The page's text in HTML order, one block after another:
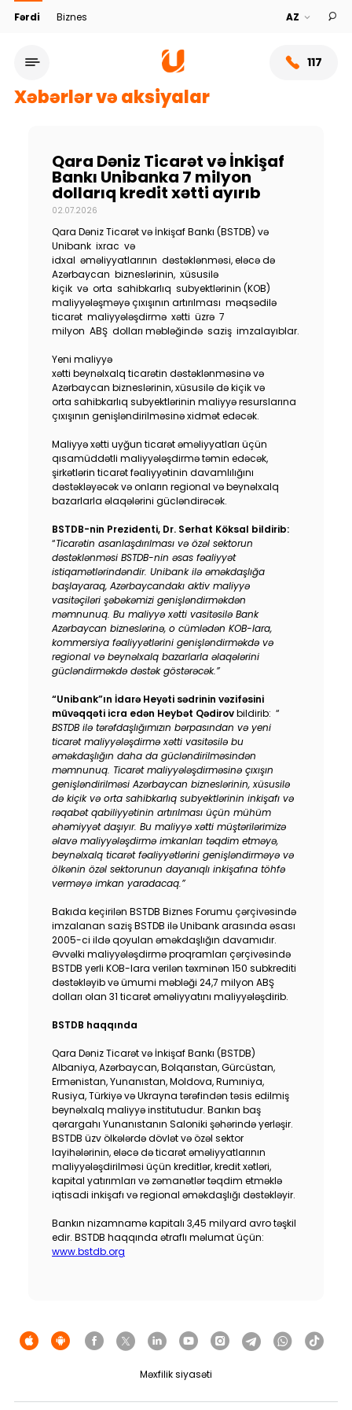
Fərdi Biznes
117
Xidmət şəbəkəsi
Bank haqqında
Dayanıqlılıq
Keşbek
Tariflər
İnsan Resursları
Əlaqə və təkliflər
F.A.Q
Xəbərlər və aksiyalar
Qara Dəniz Ticarət və İnkişaf
Bankı Unibanka 7 milyon
dollarıq kredit xətti ayırıb
02.07.2026
Qara Dəniz Ticarət və İnkişaf Bankı (BSTDB) və
Unibank ixrac və
idxal əməliyyatlarının dəstəklənməsi, eləcə də
Azərbaycan bizneslərinin, xüsusilə
kiçik və orta sahibkarlıq subyektlərinin (KOB)
maliyyələşməyə çıxışının artırılması məqsədilə
ticarət maliyyələşdirmə xətti üzrə 7
milyon ABŞ dolları məbləğində saziş imzalayıblar.
Yeni maliyyə
xətti beynəlxalq ticarətin dəstəklənməsinə və
Azərbaycan bizneslərinin, xüsusilə də kiçik və
orta sahibkarlıq subyektlərinin maliyyə resurslarına
çıxışının genişləndirilməsinə xidmət edəcək.
Maliyyə xətti uyğun ticarət əməliyyatları üçün
qısamüddətli maliyyələşdirmə təmin edəcək,
şirkətlərin ticarət fəaliyyətinin davamlılığını
dəstəkləyəcək və onların regional və beynəlxalq
bazarlarla əlaqələrini gücləndirəcək.
BSTDB-nin Prezidenti, Dr. Serhat Köksal bildirib:
“Ticarətin asanlaşdırılması və özəl sektorun
dəstəklənməsi BSTDB-nin əsas fəaliyyət
istiqamətlərindəndir. Unibank ilə əməkdaşlığa
başlayaraq, Azərbaycandakı aktiv maliyyə
vasitəçiləri şəbəkəmizi genişləndirməkdən
məmnunuq. Bu maliyyə xətti vasitəsilə Bank
Azərbaycan bizneslərinə, o cümlədən KOB-lara,
kommersiya fəaliyyətlərini genişləndirməkdə və
regional və beynəlxalq bazarlarla əlaqələrini
gücləndirməkdə dəstək göstərəcək.”
“Unibank”ın İdarə Heyəti sədrinin vəzifəsini
müvəqqəti icra edən Heybət Qədirovbildirib: “
BSTDB ilə tərəfdaşlığımızın bərpasından və yeni
ticarət maliyyələşdirmə xətti vasitəsilə bu
əməkdaşlığın daha da gücləndirilməsindən
məmnunuq. Ticarət maliyyələşdirməsinə çıxışın
genişləndirilməsi Azərbaycan bizneslərinin, xüsusilə
də kiçik və orta sahibkarlıq subyektlərinin inkişafı və
rəqabət qabiliyyətinin artırılması üçün mühüm
əhəmiyyət daşıyır. Bu maliyyə xətti müştərilərimizə
əlavə maliyyələşdirmə imkanları təqdim etməyə,
beynəlxalq ticarət fəaliyyətlərini genişləndirməyə və
ölkənin özəl sektorunun dayanıqlı inkişafına töhfə
verməyə imkan yaradacaq.”
Bakıda keçirilən BSTDB Biznes Forumu çərçivəsində
imzalanan saziş BSTDB ilə Unibank arasında əsası
2005-ci ildə qoyulan əməkdaşlığın davamıdır.
Əvvəlki maliyyələşdirmə proqramları çərçivəsində
BSTDB yerli KOB-lara verilən təxminən 150 subkrediti
dəstəkləyib və ümumi məbləği 24,7 milyon ABŞ
dolları olan 31 ticarət əməliyyatını maliyyələşdirib.
BSTDB haqqında
Qara Dəniz Ticarət və İnkişaf Bankı (BSTDB)
Albaniya, Azərbaycan, Bolqarıstan, Gürcüstan,
Ermənistan, Yunanıstan, Moldova, Rumıniya,
Rusiya, Türkiyə və Ukrayna tərəfindən təsis edilmiş
beynəlxalq maliyyə institutudur. Bankın baş
qərargahı Yunanıstanın Saloniki şəhərində yerləşir.
BSTDB üzv ölkələrdə dövlət və özəl sektor
layihələrinin, eləcə də ticarət əməliyyatlarının
maliyyələşdirilməsi üçün kreditlər, kredit xətləri,
kapital yatırımları və zəmanətlər təqdim etməklə
iqtisadi inkişafı və regional əməkdaşlığı dəstəkləyir.
Bankın nizamnamə kapitalı 3,45 milyard avro təşkil
edir. BSTDB haqqında ətraflı məlumat üçün:
www.bstdb.org
Məxfilik siyasəti